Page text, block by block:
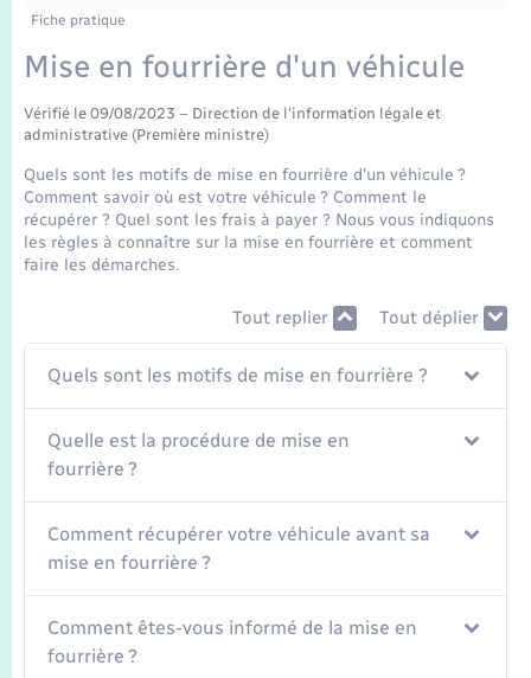
Etat-civil - Papiers - Citoyenneté
Mariage – PACS
Parrainage civil
Recensement
Logement - Urbanisme
Loisirs
Nouvel habitant
Organisation d’événement
Sécurité - Prévention
Seniors
Transports scolaires
Travaux - Autorisation d’occupation de l’espace
Compétences
Plan interactif
Présentation de la commune
Publications
La Communauté de communes
Fiche pratique
Mise en fourrière d'un véhicule
Vérifié le 09/08/2023 – Direction de l'information légale et
administrative (Première ministre)
Quels sont les motifs de mise en fourrière d'un véhicule ?
Comment savoir où est votre véhicule ? Comment le
récupérer ? Quel sont les frais à payer ? Nous vous indiquons
les règles à connaître sur la mise en fourrière et comment
faire les démarches.
Tout replier Tout déplier
Quels sont les motifs de mise en fourrière ?
Quelle est la procédure de mise en
fourrière ?
Comment récupérer votre véhicule avant sa
mise en fourrière ?
Comment êtes-vous informé de la mise en
fourrière ?